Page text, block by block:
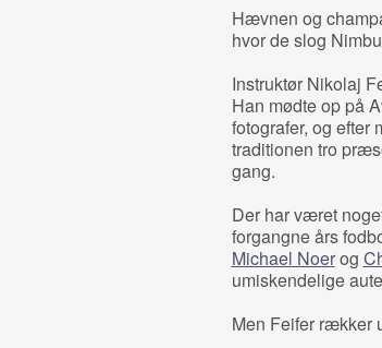
Hævnen og
hvor de slog
Instruktør Nikolaj
Han mødte op på
fotografer, og efter
traditionen tro
gang.
Der har været
forgangne års
Michael Noerog
umiskendelige
Men Feifer rækker